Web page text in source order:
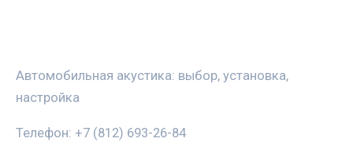
Автомобильная акустика: выбор, установка,
настройка
Телефон: +7 (812) 693-26-84